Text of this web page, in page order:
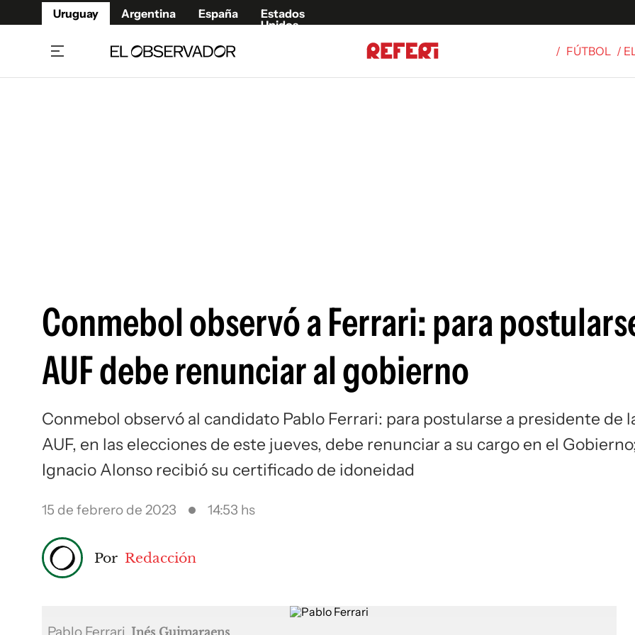
Uruguay Argentina España
Estados
Unidos
/ FÚTBOL /
Conmebol observó a Ferrari: para
AUF debe renunciar al gobierno
Conmebol observó al candidato Pablo Ferrari: para postularse a presidente de
AUF, en las elecciones de este jueves, debe renunciar a su cargo en el Gobierno;
Ignacio Alonso recibió su certificado de idoneidad
15 de febrero de 2023 14:53 hs
Por Redacción
Inés Guimaraens